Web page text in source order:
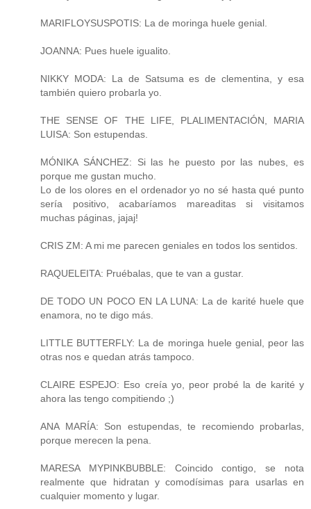
MARIFLOYSUSPOTIS: La de moringa huele genial.
JOANNA: Pues huele igualito.
NIKKY MODA: La de Satsuma es de clementina, y esa
también quiero probarla yo.
THE SENSE OF THE LIFE, PLALIMENTACIÓN, MARIA
LUISA: Son estupendas.
MÓNIKA SÁNCHEZ: Si las he puesto por las nubes, es
porque me gustan mucho.
Lo de los olores en el ordenador yo no sé hasta qué punto
sería positivo, acabaríamos mareaditas si visitamos
muchas páginas, jajaj!
CRIS ZM: A mi me parecen geniales en todos los sentidos.
RAQUELEITA: Pruébalas, que te van a gustar.
DE TODO UN POCO EN LA LUNA: La de karité huele que
enamora, no te digo más.
LITTLE BUTTERFLY: La de moringa huele genial, peor las
otras nos e quedan atrás tampoco.
CLAIRE ESPEJO: Eso creía yo, peor probé la de karité y
ahora las tengo compitiendo ;)
ANA MARÍA: Son estupendas, te recomiendo probarlas,
porque merecen la pena.
MARESA MYPINKBUBBLE: Coincido contigo, se nota
realmente que hidratan y comodísimas para usarlas en
cualquier momento y lugar.